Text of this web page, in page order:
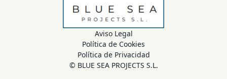
Aviso Legal
Política de Cookies
Política de Privacidad
© BLUE SEA PROJECTS S.L.